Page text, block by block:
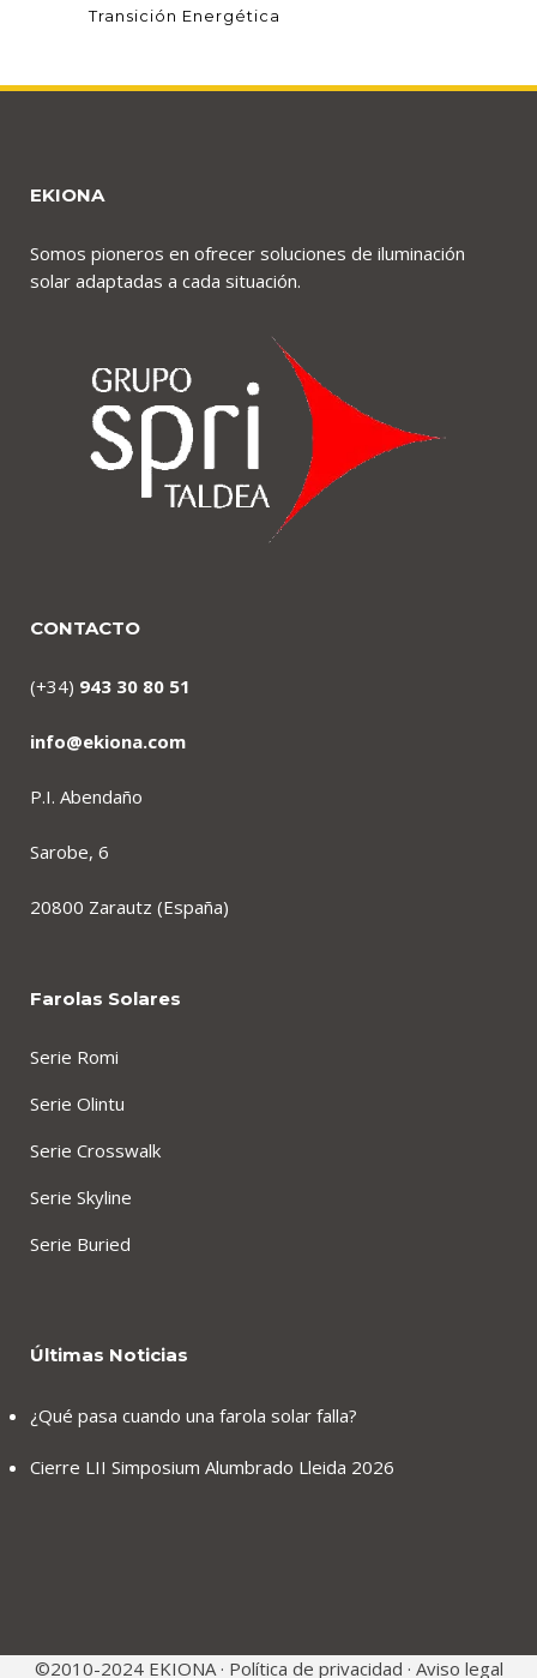
Transición Energética
EKIONA
Somos pioneros en ofrecer soluciones de iluminación
solar adaptadas a cada situación.
CONTACTO
(+34) 943 30 80 51
info@ekiona.com
P.I. Abendaño
Sarobe, 6
20800 Zarautz (España)
Farolas Solares
Serie Romi
Serie Olintu
Serie Crosswalk
Serie Skyline
Serie Buried
Últimas Noticias
¿Qué pasa cuando una farola solar falla?
Cierre LII Simposium Alumbrado Lleida 2026
©2010-2024 EKIONA · Política de privacidad · Aviso legal